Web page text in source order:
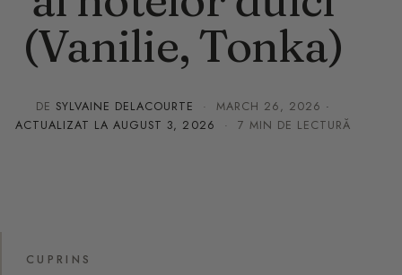
(Vanilie, Tonka)
DE SYLVAINE DELACOURTE ·MARCH 26, 2026 ·
ACTUALIZAT LAAUGUST 3, 2026 · 7 MIN DE LECTURĂ
CUPRINS